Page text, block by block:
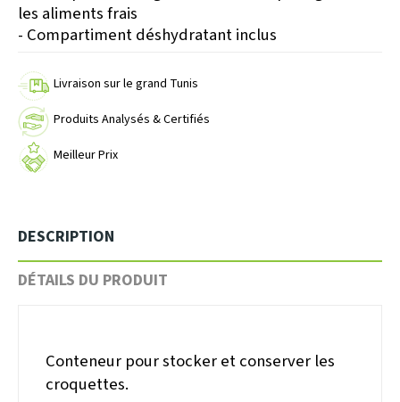
les aliments frais
- Compartiment déshydratant inclus
Livraison sur le grand Tunis
Produits Analysés & Certifiés
Meilleur Prix
DESCRIPTION
DÉTAILS DU PRODUIT
Conteneur pour stocker et conserver les
croquettes.